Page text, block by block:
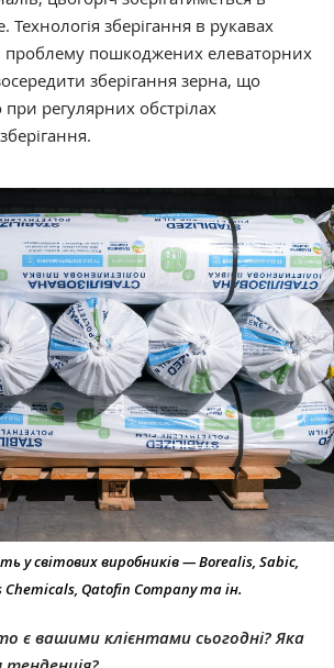
зберігання в рукавах
проблему пошкоджених елеваторних
зберігання зерна, що
регулярних обстрілах
у світових виробників — Borealis, Sabic,
Chemicals, Qatofin Company та ін.
є вашими клієнтами сьогодні? Яка